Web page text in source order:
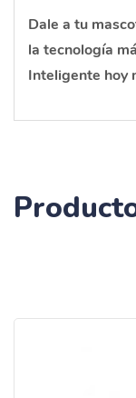
Dale a tu
la tecnología
Inteligente hoy